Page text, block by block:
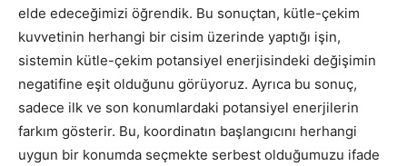
elde edeceğimizi öğrendik. Bu sonuçtan, kütle-çekim
kuvvetinin herhangi bir cisim üzerinde yaptığı işin,
sistemin kütle-çekim potansiyel enerjisindeki değişimin
negatifine eşit olduğunu görüyoruz. Ayrıca bu sonuç,
sadece ilk ve son konumlardaki potansiyel enerjilerin
farkım gösterir. Bu, koordinatın başlangıcını herhangi
uygun bir konumda seçmekte serbest olduğumuzu ifade